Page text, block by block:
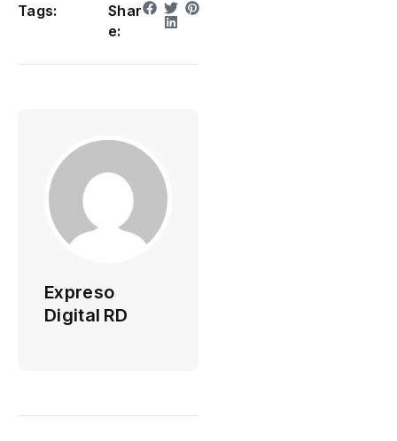
Tags:
Shar
e:
Expreso
Digital RD